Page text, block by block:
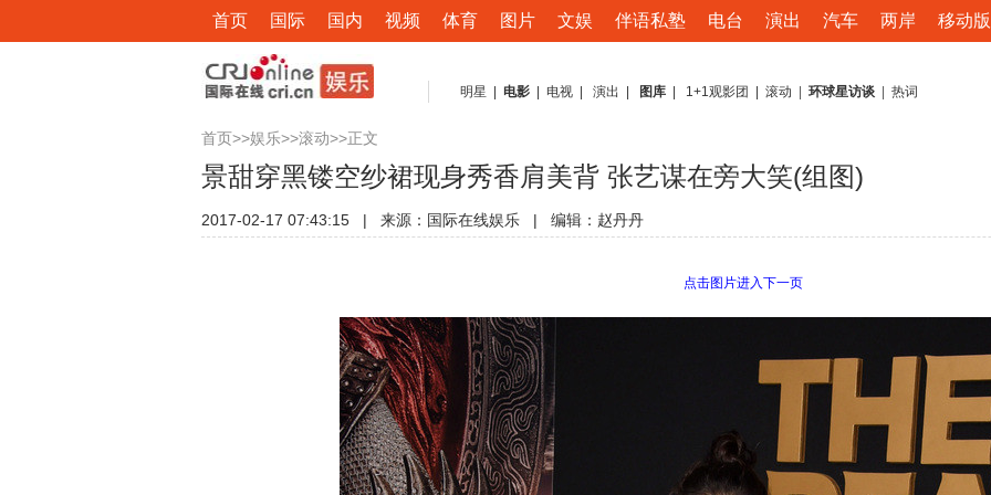
首页 国际 国内 视频 体育 图片 文娱 伴语私塾 电台 演出 汽车 两岸 移动版
明星 电影 电视 演出 图库 1+1观影团 滚动 环球星访谈 热词
首页>>娱乐>>滚动>>正文
景甜穿黑镂空纱裙现身秀香肩美背 张艺谋在旁大笑(组图)
2017-02-17 07:43:15 | 来源：国际在线娱乐 | 编辑：赵丹丹
点击图片进入下一页